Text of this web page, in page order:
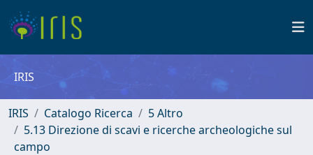
IRIS
IRIS Catalogo Ricerca
5 Altro
5.13 Direzione di scavi e ricerche archeologiche sul
campo